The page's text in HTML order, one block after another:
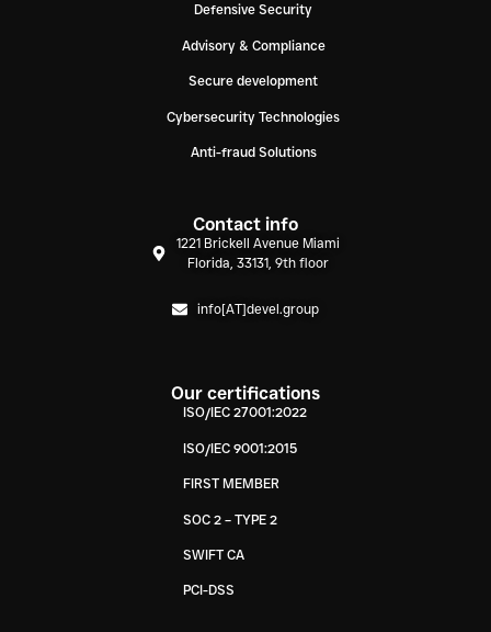
Defensive Security
Advisory & Compliance
Secure development
Cybersecurity Technologies
Anti-fraud Solutions
Contact info
1221 Brickell Avenue Miami
Florida, 33131, 9th floor
info[AT]devel.group
Our certifications
ISO/IEC 27001:2022
ISO/IEC 9001:2015
FIRST MEMBER
SOC 2 – TYPE 2
SWIFT CA
PCI-DSS